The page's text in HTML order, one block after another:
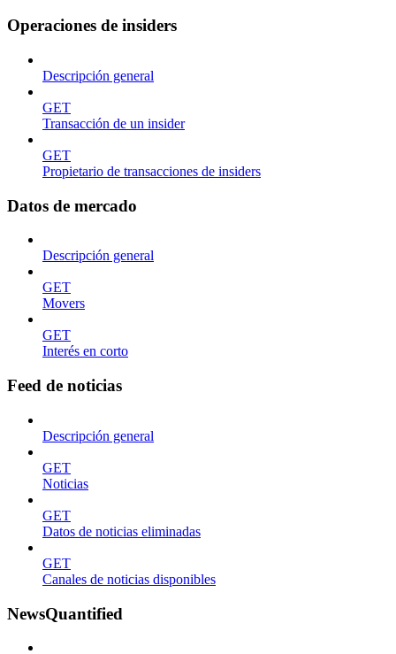
Operaciones de insiders
Descripción general
GET
Transacción de un insider
GET
Propietario de transacciones de insiders
Datos de mercado
Descripción general
GET
Movers
GET
Interés en corto
Feed de noticias
Descripción general
GET
Noticias
GET
Datos de noticias eliminadas
GET
Canales de noticias disponibles
NewsQuantified